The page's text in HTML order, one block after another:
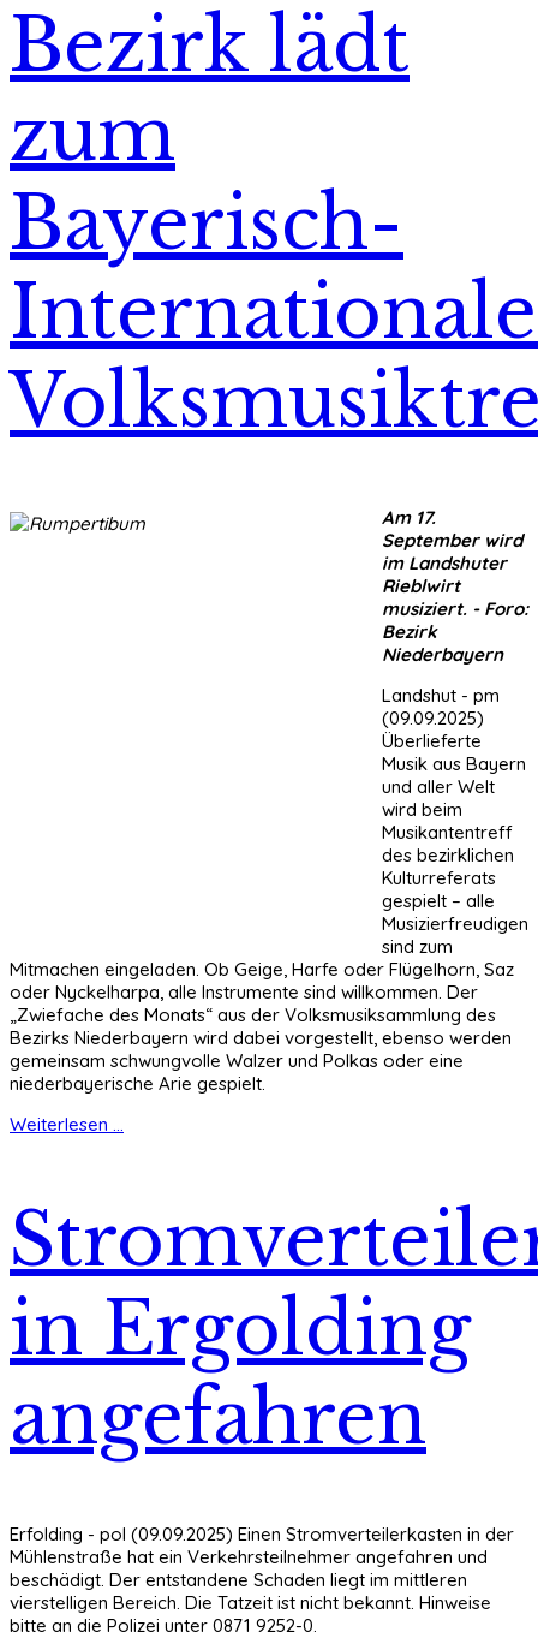
Bezirk lädt
zum
Bayerisch-
Am 17.
September wird
im Landshuter
Rieblwirt
musiziert. - Foro:
Bezirk
Niederbayern
Landshut - pm
(09.09.2025)
Überlieferte
Musik aus Bayern
und aller Welt
wird beim
Musikantentreff
des bezirklichen
Kulturreferats
gespielt – alle
Musizierfreudigen
sind zum
Mitmachen eingeladen. Ob Geige, Harfe oder Flügelhorn, Saz
oder Nyckelharpa, alle Instrumente sind willkommen. Der
„Zwiefache des Monats“ aus der Volksmusiksammlung des
Bezirks Niederbayern wird dabei vorgestellt, ebenso werden
gemeinsam schwungvolle Walzer und Polkas oder eine
niederbayerische Arie gespielt.
Weiterlesen ...
in Ergolding
angefahren
Erfolding - pol (09.09.2025) Einen Stromverteilerkasten in der
Mühlenstraße hat ein Verkehrsteilnehmer angefahren und
beschädigt. Der entstandene Schaden liegt im mittleren
vierstelligen Bereich. Die Tatzeit ist nicht bekannt. Hinweise
bitte an die Polizei unter 0871 9252-0.